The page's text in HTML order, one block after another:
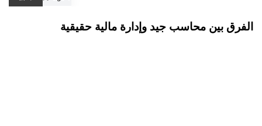
الفرق بين محاسب جيد وإدارة مالية حقيقية